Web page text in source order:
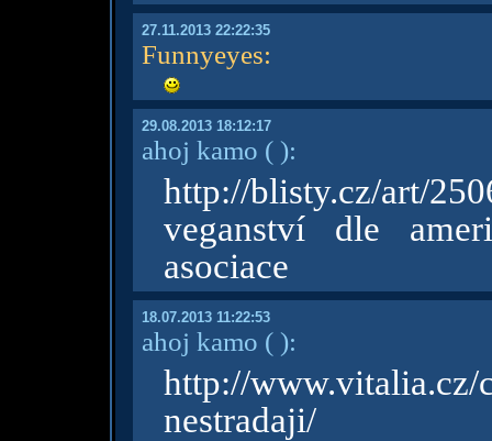
27.11.2013 22:22:35
Funnyeyes:
29.08.2013 18:12:17
ahoj kamo ( ):
http://blisty.cz/art/
veganství dle
asociace
18.07.2013 11:22:53
ahoj kamo ( ):
http://
nestradaji/